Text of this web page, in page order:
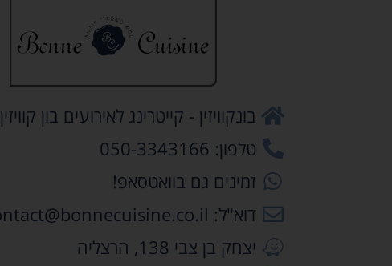
בונקוויזין - קייטרינג לאירועים בון קוויזין
טלפון: 050-3343166
זמינים גם בוואטסאפ!
דוא"ל: contact@bonnecuisine.co.il
יצחק בן צבי 138, הרצליה